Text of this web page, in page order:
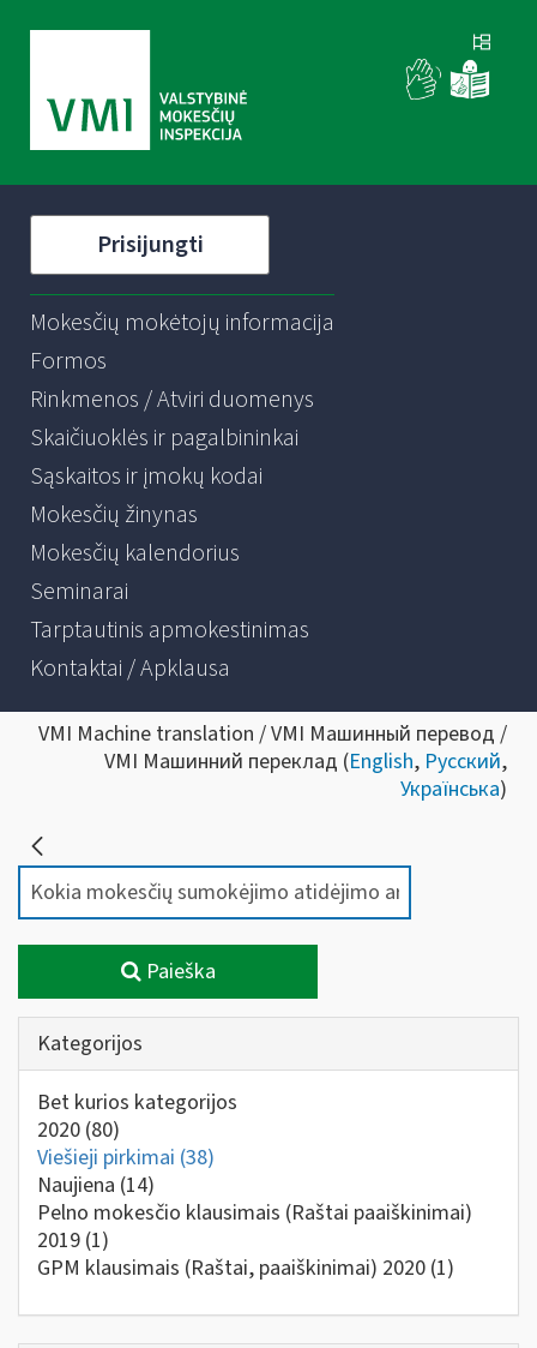
Prisijungti
Mokesčių mokėtojų informacija
Formos
Rinkmenos / Atviri duomenys
Skaičiuoklės ir pagalbininkai
Sąskaitos ir įmokų kodai
Mokesčių žinynas
Mokesčių kalendorius
Seminarai
Tarptautinis apmokestinimas
Kontaktai / Apklausa
VMI Machine translation / VMI Машинный перевод /
VMI Машинний переклад (English, Русский,
Українська)
Paieška
Kategorijos
Bet kurios kategorijos
2020 (80)
Viešieji pirkimai (38)
Naujiena (14)
Pelno mokesčio klausimais (Raštai paaiškinimai)
2019 (1)
GPM klausimais (Raštai, paaiškinimai) 2020 (1)